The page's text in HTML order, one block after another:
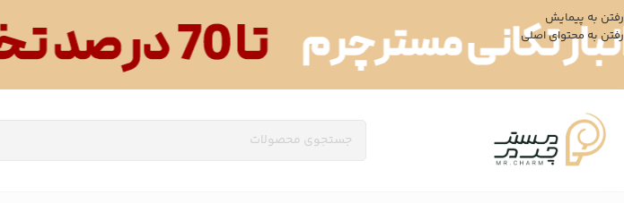
رفتن به پیمایش
رفتن به محتوای اصلی